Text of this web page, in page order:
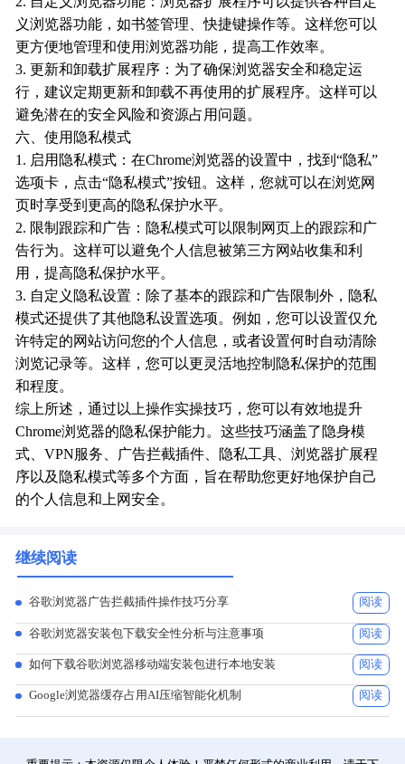
义浏览器功能，如书签管理、快捷键操作等。这样您可以
更方便地管理和使用浏览器功能，提高工作效率。
3. 更新和卸载扩展程序：为了确保浏览器安全和稳定运
行，建议定期更新和卸载不再使用的扩展程序。这样可以
避免潜在的安全风险和资源占用问题。
六、使用隐私模式
1. 启用隐私模式：在Chrome浏览器的设置中，找到“隐私”
选项卡，点击“隐私模式”按钮。这样，您就可以在浏览网
页时享受到更高的隐私保护水平。
2. 限制跟踪和广告：隐私模式可以限制网页上的跟踪和广
告行为。这样可以避免个人信息被第三方网站收集和利
用，提高隐私保护水平。
3. 自定义隐私设置：除了基本的跟踪和广告限制外，隐私
模式还提供了其他隐私设置选项。例如，您可以设置仅允
许特定的网站访问您的个人信息，或者设置何时自动清除
浏览记录等。这样，您可以更灵活地控制隐私保护的范围
和程度。
综上所述，通过以上操作实操技巧，您可以有效地提升
Chrome浏览器的隐私保护能力。这些技巧涵盖了隐身模
式、VPN服务、广告拦截插件、隐私工具、浏览器扩展程
序以及隐私模式等多个方面，旨在帮助您更好地保护自己
的个人信息和上网安全。
继续阅读
谷歌浏览器广告拦截插件操作技巧分享 阅读
谷歌浏览器安装包下载安全性分析与注意事项 阅读
如何下载谷歌浏览器移动端安装包进行本地安装 阅读
Google浏览器缓存占用AI压缩智能化机制 阅读